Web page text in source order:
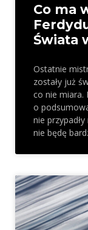
Co ma
Świata
Ostatnie
zostały już
co nie miara.
o
nie
nie będę